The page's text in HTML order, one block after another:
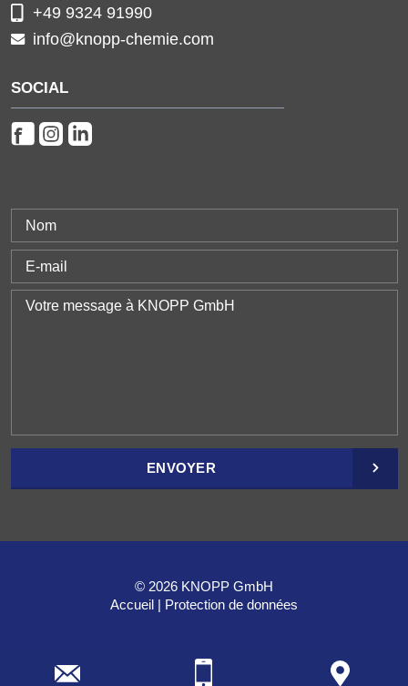
+49 9324 91990
info@knopp-chemie.com
SOCIAL
ENVOYER
© 2026 KNOPP GmbH
Accueil
Protection de données